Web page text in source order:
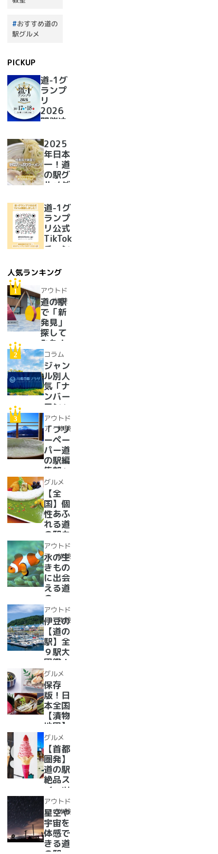
おすすめ道の
駅グルメ
PICKUP
道-1グ
ランプ
リ
2026
開催決
2025
年日本
一！道
の駅グ
ルメグ
リ優勝
のラー
メンが
美味し
すぎた
道-1グ
ランプ
リ公式
TikTok
チャン
開設い
たしま
した！
人気ランキング
アウトド
ア・体験
道の駅
で「新
発見」
探して
みた！
イベン
トに巨
大グル
メ、ご
当地ス
イーツ
まで
【2024
年最新
情報】
コラム
ジャン
ル別人
気「ナ
ンバー
ワン」
道の駅
紹介。
フリー
ペーパ
ー道の
駅読者
が選ん
だ道の
駅ラン
キング
【最
新】
アウトド
ア・体験
「フリ
ーペー
パー道
の駅編
集部」
イチオ
シ！お
風呂の
ある道
の駅
16
選！あ
った
か、湯
ったり
道の駅
グルメ
【全
国】個
性あふ
れる道
の駅カ
レー大
集合！
道の駅
で食べ
られる
人気ダ
ムカレ
ー28
選
アウトド
ア・体験
水の生
きもの
に出会
える道
の
駅??〜
水族館
がある
道の駅
１０
選〜
【全
国】
アウトド
ア・体験
伊豆の
【道の
駅】全
９駅大
図鑑！
2022
年最新
グル
メ・お
土産を
まとめ
てご紹
介！＋
愛犬の
駅
グルメ
保存
版！日
本全国
【漬物
地図】
付き！
道の駅
で「ご
当地お
漬物」
めぐり
グルメ
【首都
圏発】
道の駅
絶品ス
イーツ
37
選！人
気のソ
フトク
リー
ム・ジ
アウトド
ア・体験
星空や
宇宙を
体感で
きる道